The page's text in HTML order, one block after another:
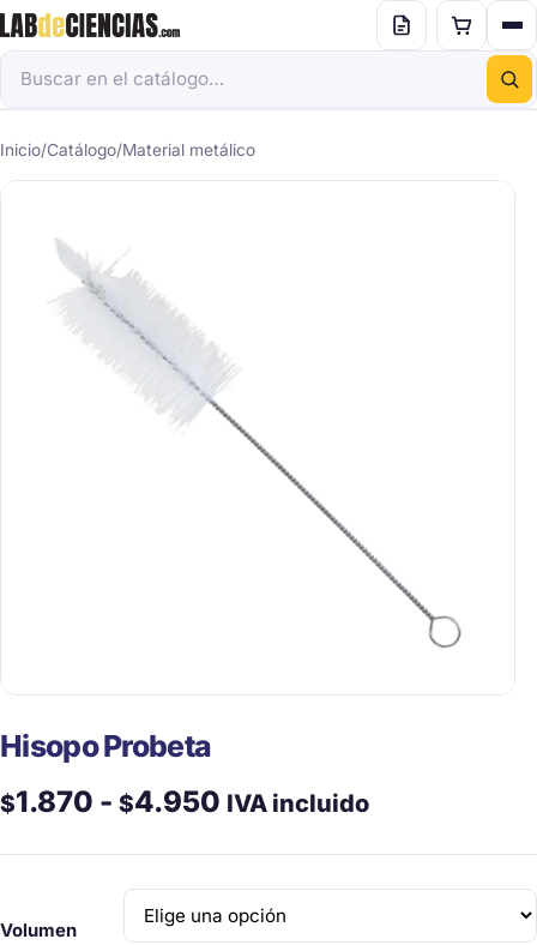
Inicio/Catálogo/Material metálico
Hisopo Probeta
$1.870 - $4.950 Rango
de
precios:
desde
IVA incluido
Volumen